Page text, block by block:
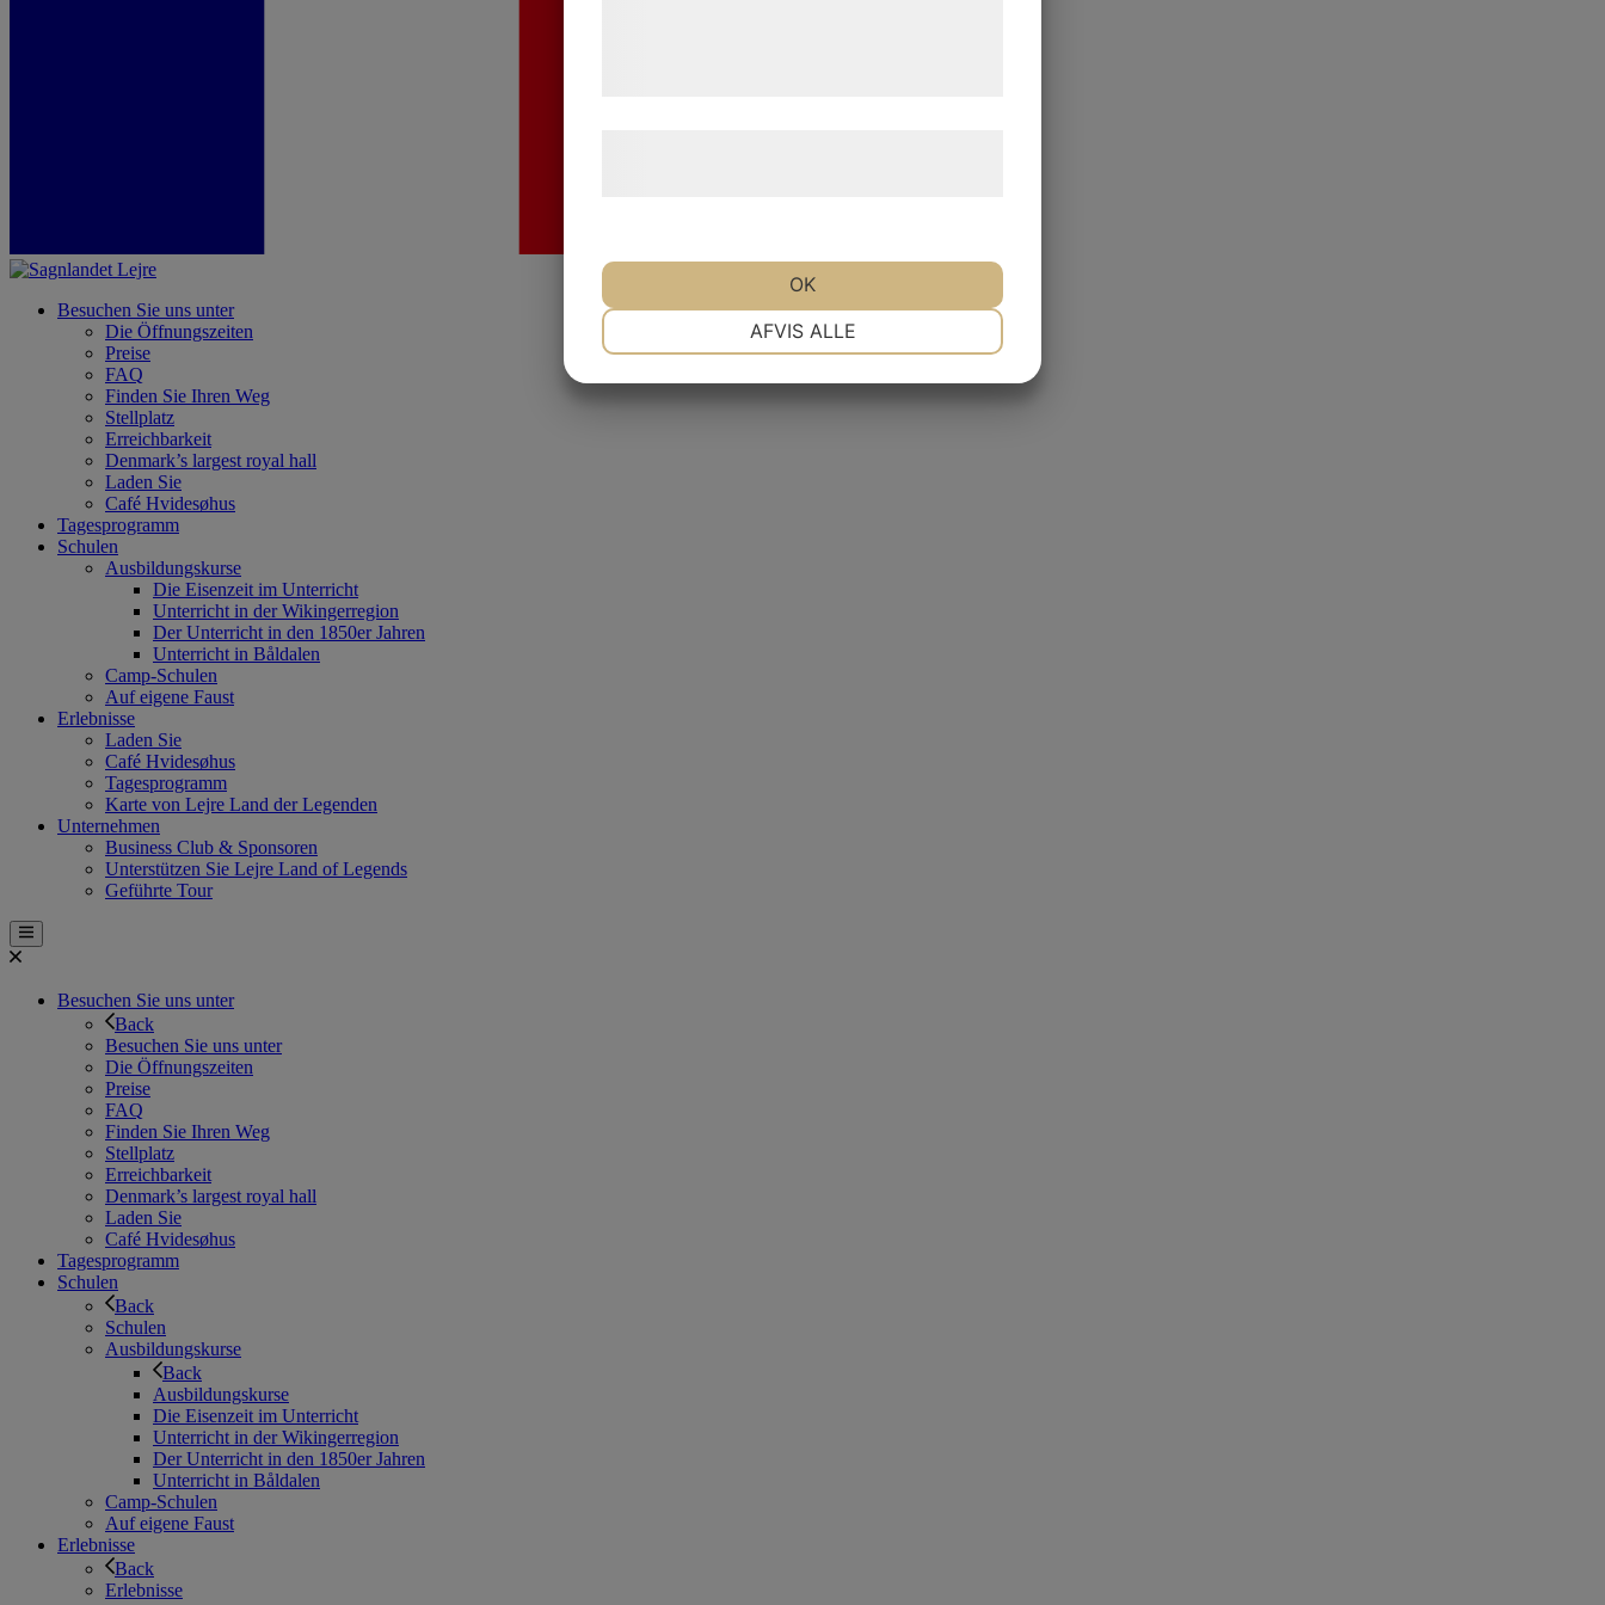
Besuchen Sie uns unter
Die Öffnungszeiten
Preise
FAQ
Finden Sie Ihren Weg
Stellplatz
Erreichbarkeit
Denmark’s largest royal hall
Laden Sie
Café Hvidesøhus
Tagesprogramm
Schulen
Ausbildungskurse
Die Eisenzeit im Unterricht
Unterricht in der Wikingerregion
Der Unterricht in den 1850er Jahren
Unterricht in Båldalen
Camp-Schulen
Auf eigene Faust
Erlebnisse
Laden Sie
Café Hvidesøhus
Tagesprogramm
Karte von Lejre Land der Legenden
Unternehmen
Business Club & Sponsoren
Unterstützen Sie Lejre Land of Legends
Geführte Tour
Besuchen Sie uns unter
Back
Besuchen Sie uns unter
Die Öffnungszeiten
Preise
FAQ
Finden Sie Ihren Weg
Stellplatz
Erreichbarkeit
Denmark’s largest royal hall
Laden Sie
Café Hvidesøhus
Tagesprogramm
Schulen
Back
Schulen
Ausbildungskurse
Back
Ausbildungskurse
Die Eisenzeit im Unterricht
Unterricht in der Wikingerregion
Der Unterricht in den 1850er Jahren
Unterricht in Båldalen
Camp-Schulen
Auf eigene Faust
Erlebnisse
Back
Erlebnisse
AFVIS ALLE
OK